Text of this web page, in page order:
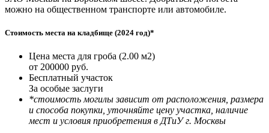
можно на общественном транспорте или автомобиле.
Стоимость места на кладбище (2024 год)*
Цена места для гроба (2.00 м2)
от 200000 руб.
Бесплатный участок
За особые заслуги
*стоимость могилы зависит от расположения, размера
и способа покупки, уточняйте цену участка, наличие
мест и условия приобретения в ДТиУ г. Москвы